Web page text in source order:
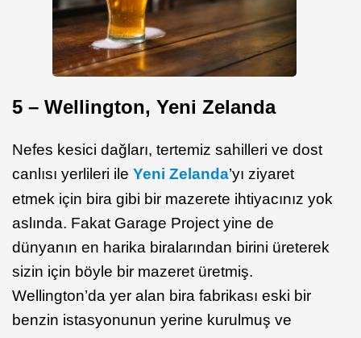
5 – Wellington, Yeni Zelanda
Nefes kesici dağları, tertemiz sahilleri ve dost
canlısı yerlileri ile Yeni Zelanda’yı ziyaret
etmek için bira gibi bir mazerete ihtiyacınız yok
aslında. Fakat Garage Project yine de
dünyanın en harika biralarından birini üreterek
sizin için böyle bir mazeret üretmiş.
Wellington’da yer alan bira fabrikası eski bir
benzin istasyonunun yerine kurulmuş ve